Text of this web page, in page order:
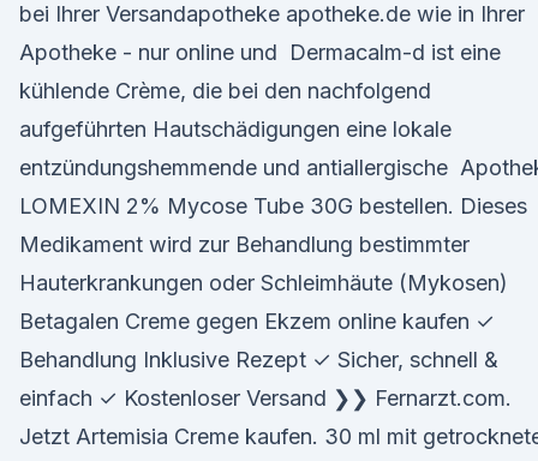
bei Ihrer Versandapotheke apotheke.de wie in Ihrer
Apotheke - nur online und Dermacalm-d ist eine
kühlende Crème, die bei den nachfolgend
aufgeführten Hautschädigungen eine lokale
entzündungshemmende und antiallergische
LOMEXIN 2% Mycose Tube 30G bestellen. Dieses
Medikament wird zur Behandlung bestimmter
Hauterkrankungen oder Schleimhäute (Mykosen)
Betagalen Creme gegen Ekzem online kaufen ✓
Behandlung Inklusive Rezept ✓ Sicher, schnell &
einfach ✓ Kostenloser Versand ❯❯ Fernarzt.com.
Jetzt Artemisia Creme kaufen. 30 ml mit